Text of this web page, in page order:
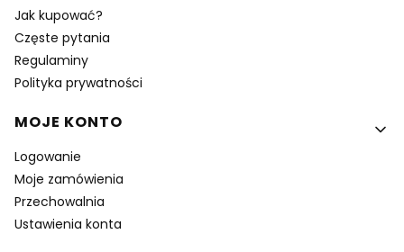
Jak kupować?
Częste pytania
Regulaminy
Polityka prywatności
MOJE KONTO
Logowanie
Moje zamówienia
Przechowalnia
Ustawienia konta